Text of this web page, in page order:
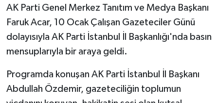
AK Parti Genel Merkez Tanıtım ve Medya Başkanı
Faruk Acar, 10 Ocak Çalışan Gazeteciler Günü
dolayısıyla AK Parti İstanbul İl Başkanlığı'nda basın
mensuplarıyla bir araya geldi.
Programda konuşan AK Parti İstanbul İl Başkanı
Abdullah Özdemir, gazeteciliğin toplumun
AboneHaber Özel